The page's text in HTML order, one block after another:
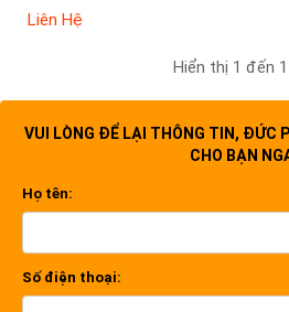
Liên Hệ
Hiển thị 1 đến
VUI LÒNG ĐỂ LẠI THÔNG TIN, ĐỨC
CHO BẠN
Họ tên:
Số điện thoại: